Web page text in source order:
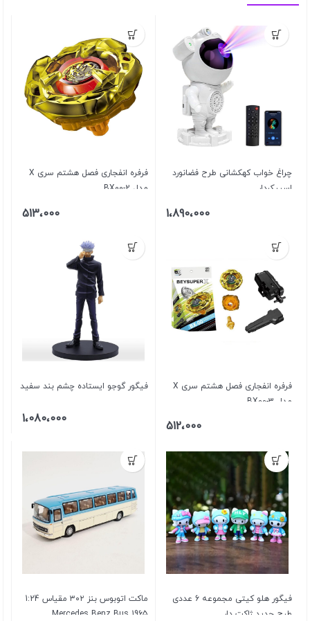
چراغ خواب کهکشانی طرح فضانورد
اسپیکردار
1،890،000
فرفره انفجاری فصل هشتم سری X
مدل BX00-2
513،000
فرفره انفجاری فصل هشتم سری X
مدل BX00-3
512،000
فیگور گوجو ایستاده چشم بند سفید
1،080،000
فیگور هلو کیتی مجموعه 6 عددی
طرح جدید ژاکت دار
ماکت اتوبوس بنز ۳۰۲ مقیاس 1:24
1965 Mercedes Benz Bus